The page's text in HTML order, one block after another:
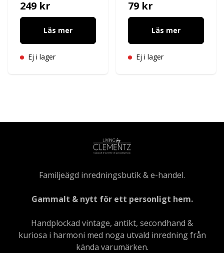
249 kr
Läs mer
Ej i lager
79 kr
Läs mer
Ej i lager
Familjeägd inredningsbutik & e-handel.
Gammalt & nytt för ett personligt hem.
Handplockad vintage, antikt, secondhand &
kuriosa i harmoni med noga utvald inredning från
kända varumärken.